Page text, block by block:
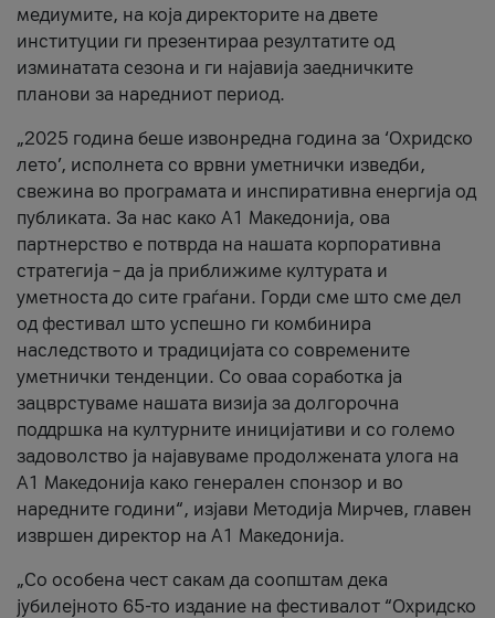
медиумите, на која директорите на двете
институции ги презентираа резултатите од
изминатата сезона и ги најавија заедничките
планови за наредниот период.
„2025 година беше извонредна година за ‘Охридско
лето’, исполнета со врвни уметнички изведби,
свежина во програмата и инспиративна енергија од
публиката. За нас како A1 Македонија, ова
партнерство е потврда на нашата корпоративна
стратегија – да ја приближиме културата и
уметноста до сите граѓани. Горди сме што сме дел
од фестивал што успешно ги комбинира
наследството и традицијата со современите
уметнички тенденции. Со оваа соработка ја
зацврстуваме нашата визија за долгорочна
поддршка на културните иницијативи и со големо
задоволство ја најавуваме продолжената улога на
A1 Македонија како генерален спонзор и во
наредните години“, изјави Методија Мирчев, главен
извршен директор на A1 Македонија.
„Со особена чест сакам да соопштам дека
јубилејното 65-то издание на фестивалот “Охридско